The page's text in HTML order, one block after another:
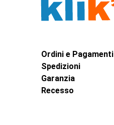
Ordini e Pagamenti
Spedizioni
Garanzia
Recesso